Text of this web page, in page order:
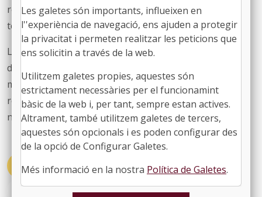
representants polítics, amb l’objectiu de disposar d’un
text articulat el juny de 2026.
La sessió va finalitzar amb un torn obert
d’intervencions, on diversos ajuntaments van posar de
manifest la necessitat de flexibilitzar les regles fiscals,
reduir incerteses pressupostàries i millorar l’estabilitat
normativa del món local.
#ACTUALITAT #COMISSIONS
#ADMINISTRACIO #FINANÇAMENT
Les galetes són importants, influeixen en
l''experiència de navegació, ens ajuden a protegir
la privacitat i permeten realitzar les peticions que
ens solicitin a través de la web.
Utilitzem galetes propies, aquestes són
estrictament necessàries per el funcionamint
bàsic de la web i, per tant, sempre estan actives.
Altrament, també utilitzem galetes de tercers,
aquestes són opcionals i es poden configurar des
de la opció de Configurar Galetes.
Més informació en la nostra Política de Galetes.